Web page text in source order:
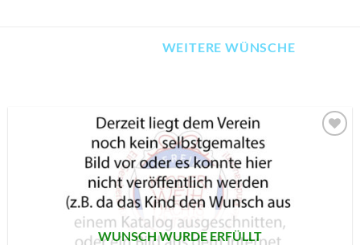
WEITERE WÜNSCHE
WUNSCH WURDE ERFÜLLT